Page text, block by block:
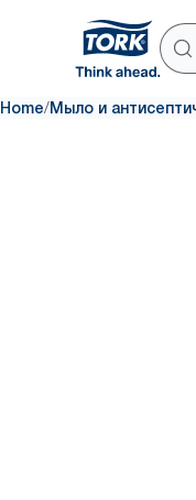
Home/